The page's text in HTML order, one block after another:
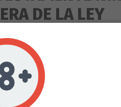
Piranha
10 Litros
al carrito
DE LA LEY
VENDEN EN